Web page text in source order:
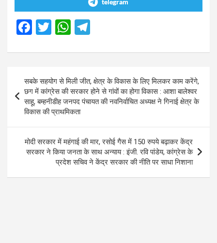
telegram
F
ce
b
o
o
k
T
tt
er
W
at
s
A
p
p
e
gr
a
m
navigation
सबके सहयोग से मिली जीत, क्षेत्र के विकास के लिए मिलकर काम करेंगे,
छग में कांग्रेस की सरकार होने से गांवों का होगा विकास : आशा बालेश्वर
साहू, बम्हनीडीह जनपद पंचायत की नवनिर्वाचित अध्यक्ष ने गिनाई क्षेत्र के
विकास की प्राथमिकता
मोदी सरकार में महंगाई की मार, रसोई गैस में 150 रुपये बढ़ाकर केंद्र
सरकार ने किया जनता के साथ अन्याय : इंजी. रवि पांडेय, कांग्रेस के
प्रदेश सचिव ने केंद्र सरकार की नीति पर साधा निशाना